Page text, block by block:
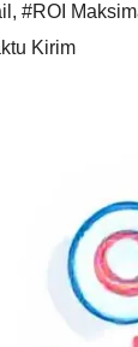
, #ROI
Kirim